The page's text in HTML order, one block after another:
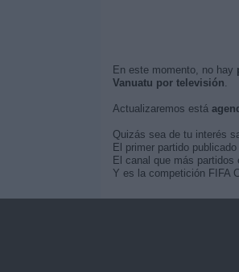
En este momento, no hay
Vanuatu por televisión.
Actualizaremos está
Quizás sea de tu interés
El primer partido
El canal que más
Y es la competición FIFA